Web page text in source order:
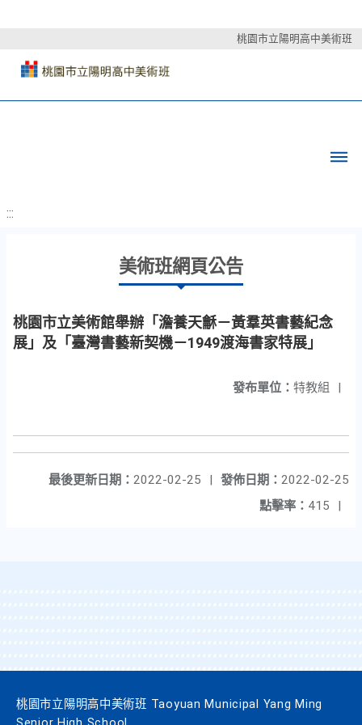
桃園市立陽明高中美術班
:::
美術班網頁公告
桃園市立美術館舉辦「澹養天龢－黃羣英書藝紀念
展」及「臺灣書藝新契機－1949渡海書家特展」
發布單位： 特教組 |
發佈日期： 2022-02-25
最後更新日期： 2022-02-25
|
點擊率： 415 |
桃園市立陽明高中美術班 Taoyuan Municipal Yang Ming